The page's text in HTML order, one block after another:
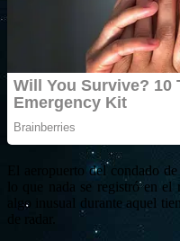
El aeropuerto del condado
lo que nada se registró en
algo inusual durante aquel